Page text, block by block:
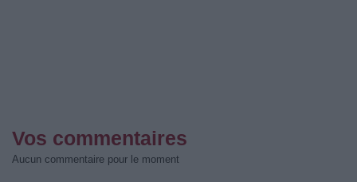
Vos commentaires
Aucun commentaire pour le moment